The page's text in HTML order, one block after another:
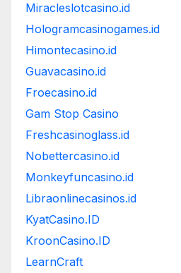
Miracleslotcasino.id
Hologramcasinogames.id
Himontecasino.id
Guavacasino.id
Froecasino.id
Gam Stop Casino
Freshcasinoglass.id
Nobettercasino.id
Monkeyfuncasino.id
Libraonlinecasinos.id
KyatCasino.ID
KroonCasino.ID
LearnCraft